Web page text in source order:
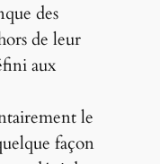
des
de leur
aux
le
façon